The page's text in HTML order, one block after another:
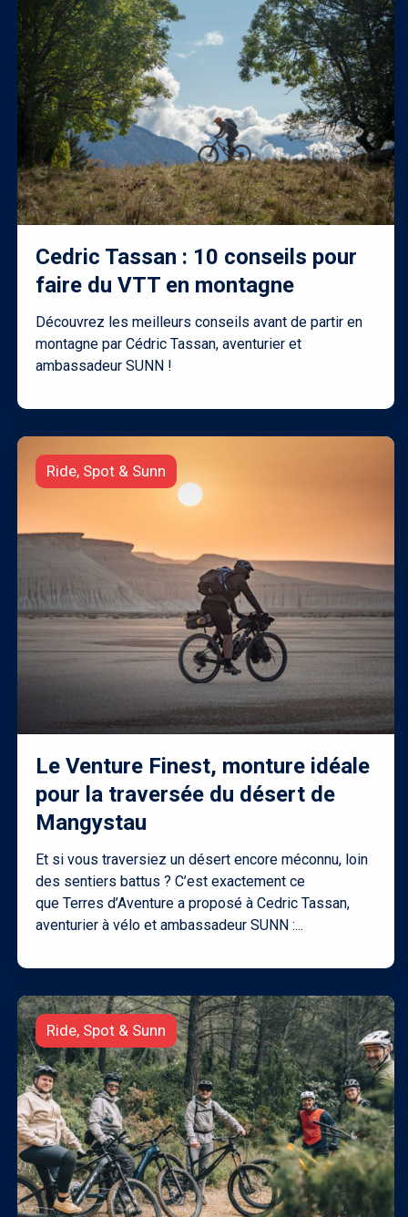
Cedric Tassan : 10 conseils pour
faire du VTT en montagne
Découvrez les meilleurs conseils avant de partir en
montagne par Cédric Tassan, aventurier et
ambassadeur SUNN !
Ride, Spot & Sunn
Le Venture Finest, monture idéale
pour la traversée du désert de
Mangystau
Et si vous traversiez un désert encore méconnu, loin
des sentiers battus ? C’est exactement ce
que Terres d’Aventure a proposé à Cedric Tassan,
aventurier à vélo et ambassadeur SUNN :...
Ride, Spot & Sunn